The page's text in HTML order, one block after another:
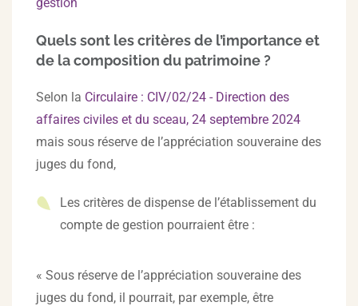
Quels sont les critères de l’importance et
de la composition du patrimoine ?
Selon la Circulaire : CIV/02/24 - Direction des
affaires civiles et du sceau, 24 septembre 2024
mais sous réserve de l’appréciation souveraine des
juges du fond,
Les critères de dispense de l’établissement du
compte de gestion pourraient être :
« Sous réserve de l’appréciation souveraine des
juges du fond, il pourrait, par exemple, être